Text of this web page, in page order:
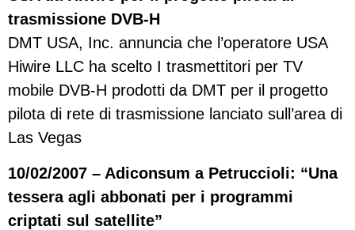
trasmissione DVB-H
DMT USA, Inc. annuncia che l’operatore USA
Hiwire LLC ha scelto I trasmettitori per TV
mobile DVB-H prodotti da DMT per il progetto
pilota di rete di trasmissione lanciato sull’area di
Las Vegas
10/02/2007 – Adiconsum a Petruccioli: “Una
tessera agli abbonati per i programmi
criptati sul satellite”